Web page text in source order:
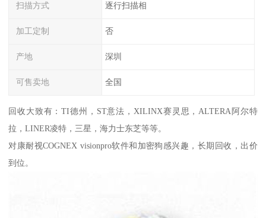
扫描方式 逐行扫描相
加工定制 否
产地 深圳
可售卖地 全国
回收大致有：TI德州，ST意法，XILINX赛灵思，ALTERA阿尔特
拉，LINER凌特，三星，海力士东芝等等。
对康耐视COGNEX visionpro软件和加密狗感兴趣，长期回收，出价
到位。